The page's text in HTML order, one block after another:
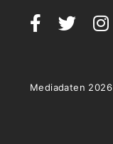
Mediadaten 2026